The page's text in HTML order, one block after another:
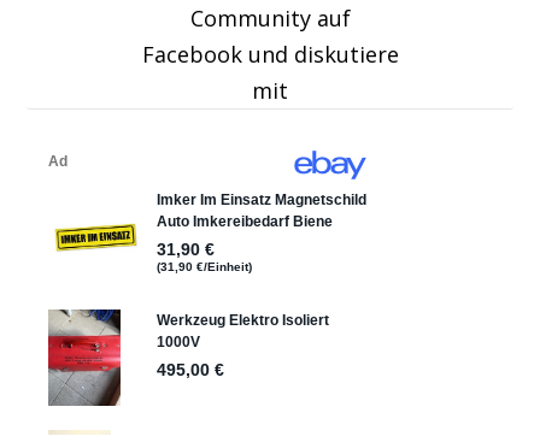
Community auf
Facebook und diskutiere
mit